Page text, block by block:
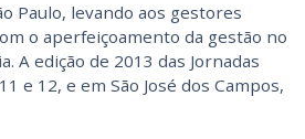
Paulo, levando aos gestores
o aperfeiçoamento da gestão no
edição de 2013 das Jornadas
e 12, e em São José dos Campos,